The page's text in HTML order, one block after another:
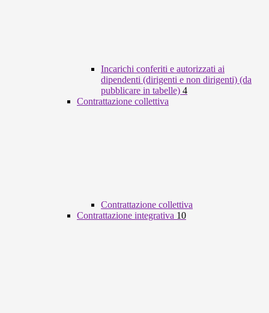
Incarichi conferiti e autorizzati ai
dipendenti (dirigenti e non dirigenti) (da
pubblicare in tabelle) 4
Contrattazione collettiva
Contrattazione collettiva
Contrattazione integrativa 10